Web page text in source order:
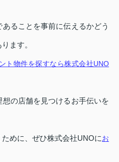
ることを事前に伝えるかどう
ます。
ト物件を探すなら株式会社UNO
の店舗を見つけるお手伝いを
めに、ぜひ株式会社UNOにお